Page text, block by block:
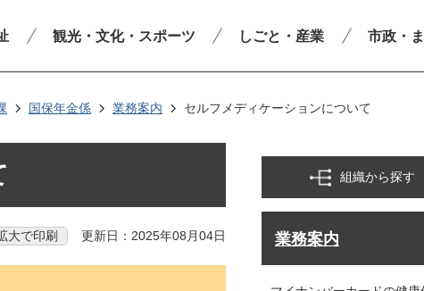
観光・文化・スポーツ しごと・産業 市政・
国保年金係 業務案内 セルフメディケーションについて
大で印刷 更新日：2025年08月04日
組織から探す
業務案内